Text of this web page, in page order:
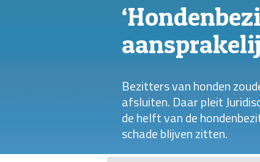
Bezitters van honden
afsluiten. Daar pleit
de helft van de
schade blijven zitten.